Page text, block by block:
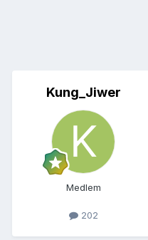
Kung_Jiwer
Medlem
202